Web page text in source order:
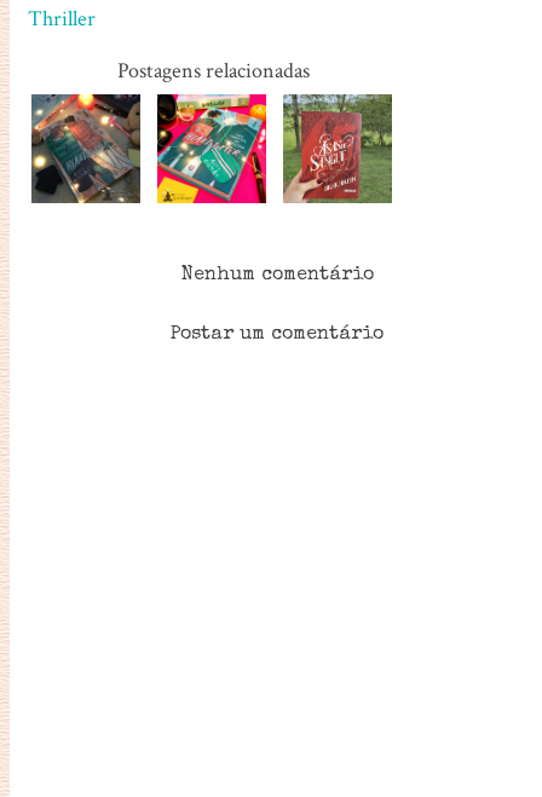
Thriller
Postagens relacionadas
Nenhum comentário
Postar um comentário